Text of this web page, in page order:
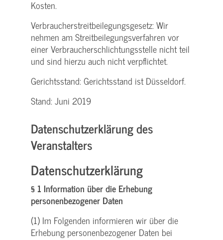
Kosten.
Verbraucher­streitbeilegungs­gesetz: Wir
nehmen am Streit­beilegungs­verfahren vor
einer Verbraucher­schlichtungs­stelle nicht teil
und sind hierzu auch nicht verpflichtet.
Gerichtsstand: Gerichtsstand ist Düsseldorf.
Stand: Juni 2019
Datenschutzerklärung des
Veranstalters
Datenschutzerklärung
§ 1 Information über die Erhebung
personenbezogener Daten
(1) Im Folgenden informieren wir über die
Erhebung personenbezogener Daten bei